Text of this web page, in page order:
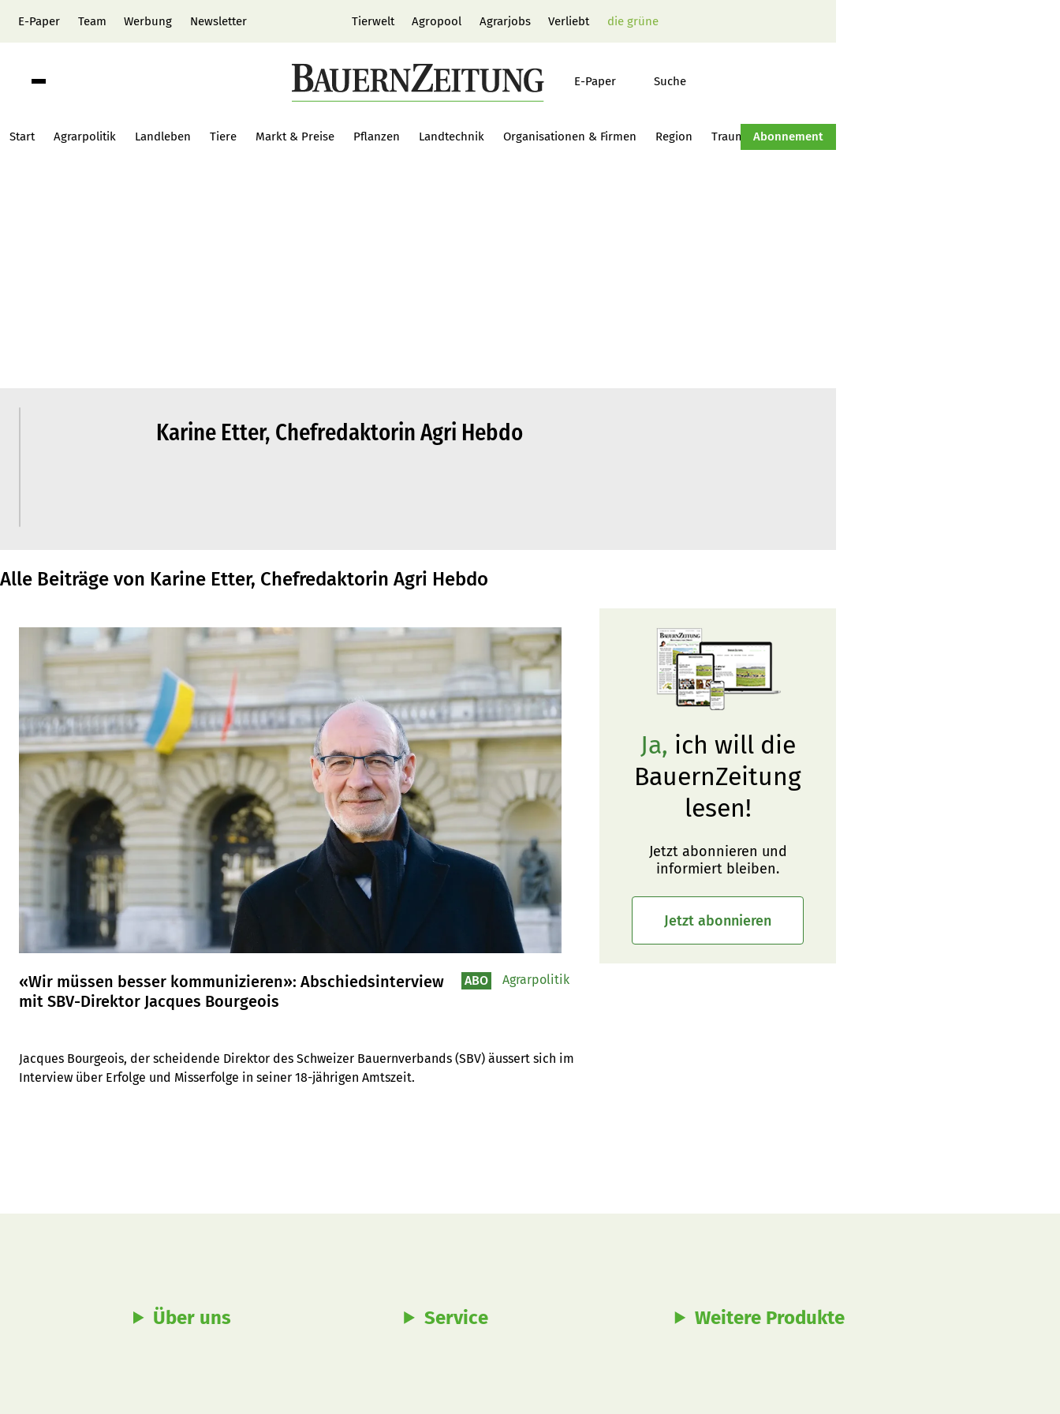
E-Paper Team Werbung Newsletter Tierwelt Agropool Agrarjobs Verliebt die grüne
E-Paper Suche
Start Agrarpolitik Landleben Tiere Markt & Preise Pflanzen Landtechnik Organisationen & Firmen Region Traumtraktor Hof-Management
Abonnement
Karine Etter, Chefredaktorin Agri Hebdo
Alle Beiträge von Karine Etter, Chefredaktorin Agri Hebdo
«Wir müssen besser kommunizieren»: Abschiedsinterview
mit SBV-Direktor Jacques Bourgeois
Jacques Bourgeois, der scheidende Direktor des Schweizer Bauernverbands (SBV) äussert sich im
Interview über Erfolge und Misserfolge in seiner 18-jährigen Amtszeit.
ABO Agrarpolitik
Ja, ich will die
BauernZeitung
lesen!
Jetzt abonnieren und
informiert bleiben.
Jetzt abonnieren
Über uns Service Weitere Produkte